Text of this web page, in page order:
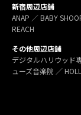
新宿周辺店舗
ANAP ／ BABY
REACH
その他周辺店舗
デジタルハリウッド
ューズ音楽院 ／